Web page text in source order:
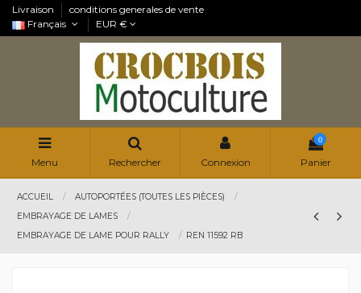
Livraison
conditions generales de vente
Français
EUR €
Menu Rechercher Connexion
0
Panier
ACCUEIL
AUTOPORTÉES (TOUTES LES PIÈCES)
EMBRAYAGE DE LAMES
EMBRAYAGE DE LAME POUR RALLY
REN 11592 RB